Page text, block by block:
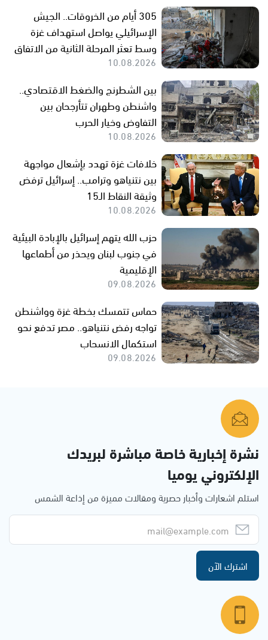
305 أيام من الخروقات.. الجيش
الإسرائيلي يواصل استهداف غزة
وسط تعثر المرحلة الثانية من الاتفاق
10.08.2026
بين الشطرنج والضغط الاقتصادي..
واشنطن وطهران تتأرجحان بين
التفاوض وخيار الحرب
10.08.2026
خلافات غزة تهدد بإشعال مواجهة
بين نتنياهو وترامب.. إسرائيل ترفض
وثيقة النقاط الـ15
10.08.2026
حزب الله يتهم إسرائيل بالإبادة البيئية
في جنوب لبنان ويحذر من أطماعها
الإقليمية
09.08.2026
حماس تتمسك بخطة غزة وواشنطن
تواجه رفض نتنياهو.. مصر تدفع نحو
استكمال الانسحاب
09.08.2026
نشرة إخبارية خاصة مباشرة لبريدك
الإلكتروني يوميا
استلم اشعارات وأخبار حصرية ومقالات مميزة من إذاعة الشمس
اشترك الآن